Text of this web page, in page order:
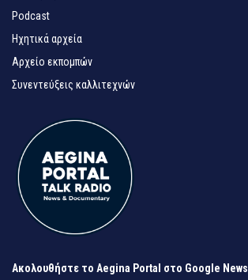
Podcast
Ηχητικά αρχεία
Αρχείο εκπομπών
Συνεντεύξεις καλλιτεχνών
Ακολουθήστε το Aegina Portal στο Google News